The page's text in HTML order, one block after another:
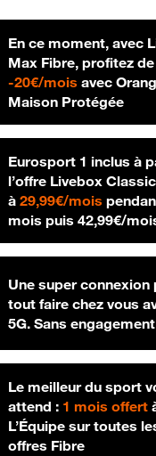
En ce moment, avec
Max Fibre, profitez de
-20€/mois20 € par
avec
Maison Protégée
Eurosport 1 inclus à
l’offre Livebox
à 29,99€/mois29,99 €
mois puis 42,99€/
Une super connexion
tout faire chez vous
5G. Sans engagement
Le meilleur du sport
attend : 1 mois offert
L’Équipe sur toutes
offres Fibre